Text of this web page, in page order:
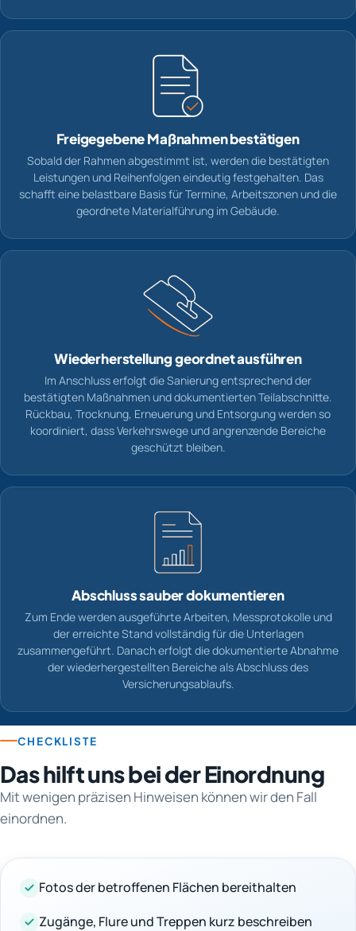
Freigegebene Maßnahmen bestätigen
Sobald der Rahmen abgestimmt ist, werden die bestätigten
Leistungen und Reihenfolgen eindeutig festgehalten. Das
schafft eine belastbare Basis für Termine, Arbeitszonen und die
geordnete Materialführung im Gebäude.
Wiederherstellung geordnet ausführen
Im Anschluss erfolgt die Sanierung entsprechend der
bestätigten Maßnahmen und dokumentierten Teilabschnitte.
Rückbau, Trocknung, Erneuerung und Entsorgung werden so
koordiniert, dass Verkehrswege und angrenzende Bereiche
geschützt bleiben.
Abschluss sauber dokumentieren
Zum Ende werden ausgeführte Arbeiten, Messprotokolle und
der erreichte Stand vollständig für die Unterlagen
zusammengeführt. Danach erfolgt die dokumentierte Abnahme
der wiederhergestellten Bereiche als Abschluss des
Versicherungsablaufs.
CHECKLISTE
Das hilft uns bei der Einordnung
Mit wenigen präzisen Hinweisen können wir den Fall
einordnen.
Fotos der betroffenen Flächen bereithalten
Zugänge, Flure und Treppen kurz beschreiben